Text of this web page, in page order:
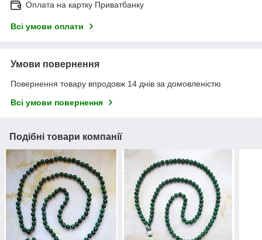
Оплата на картку Приватбанку
Всі умови оплати
Умови повернення
Повернення товару впродовж 14 днів за домовленістю
Всі умови повернення
Подібні товари компанії